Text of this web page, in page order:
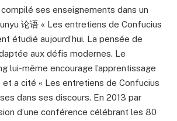
ses enseignements dans un
论语 « Les entretiens de Confucius
étudié aujourd’hui. La pensée de
aux défis modernes. Le
lui-même encourage l’apprentissage
et a cité « Les entretiens de Confucius
dans ses discours. En 2013 par
d’une conférence célébrant les 80